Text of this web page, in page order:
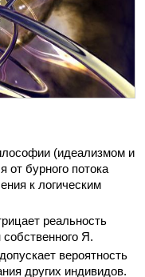
(идеализмом и
от бурного потока
к логическим
реальность
Я.
вероятность
других индивидов.